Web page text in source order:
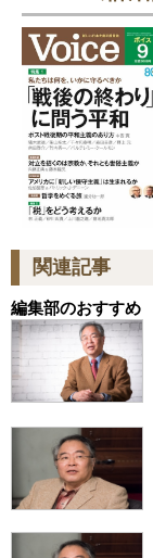
関連記事
編集部のおすすめ